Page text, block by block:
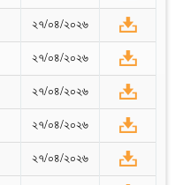
২৭/০৪/২০২৬
২৭/০৪/২০২৬
২৭/০৪/২০২৬
২৭/০৪/২০২৬
২৭/০৪/২০২৬